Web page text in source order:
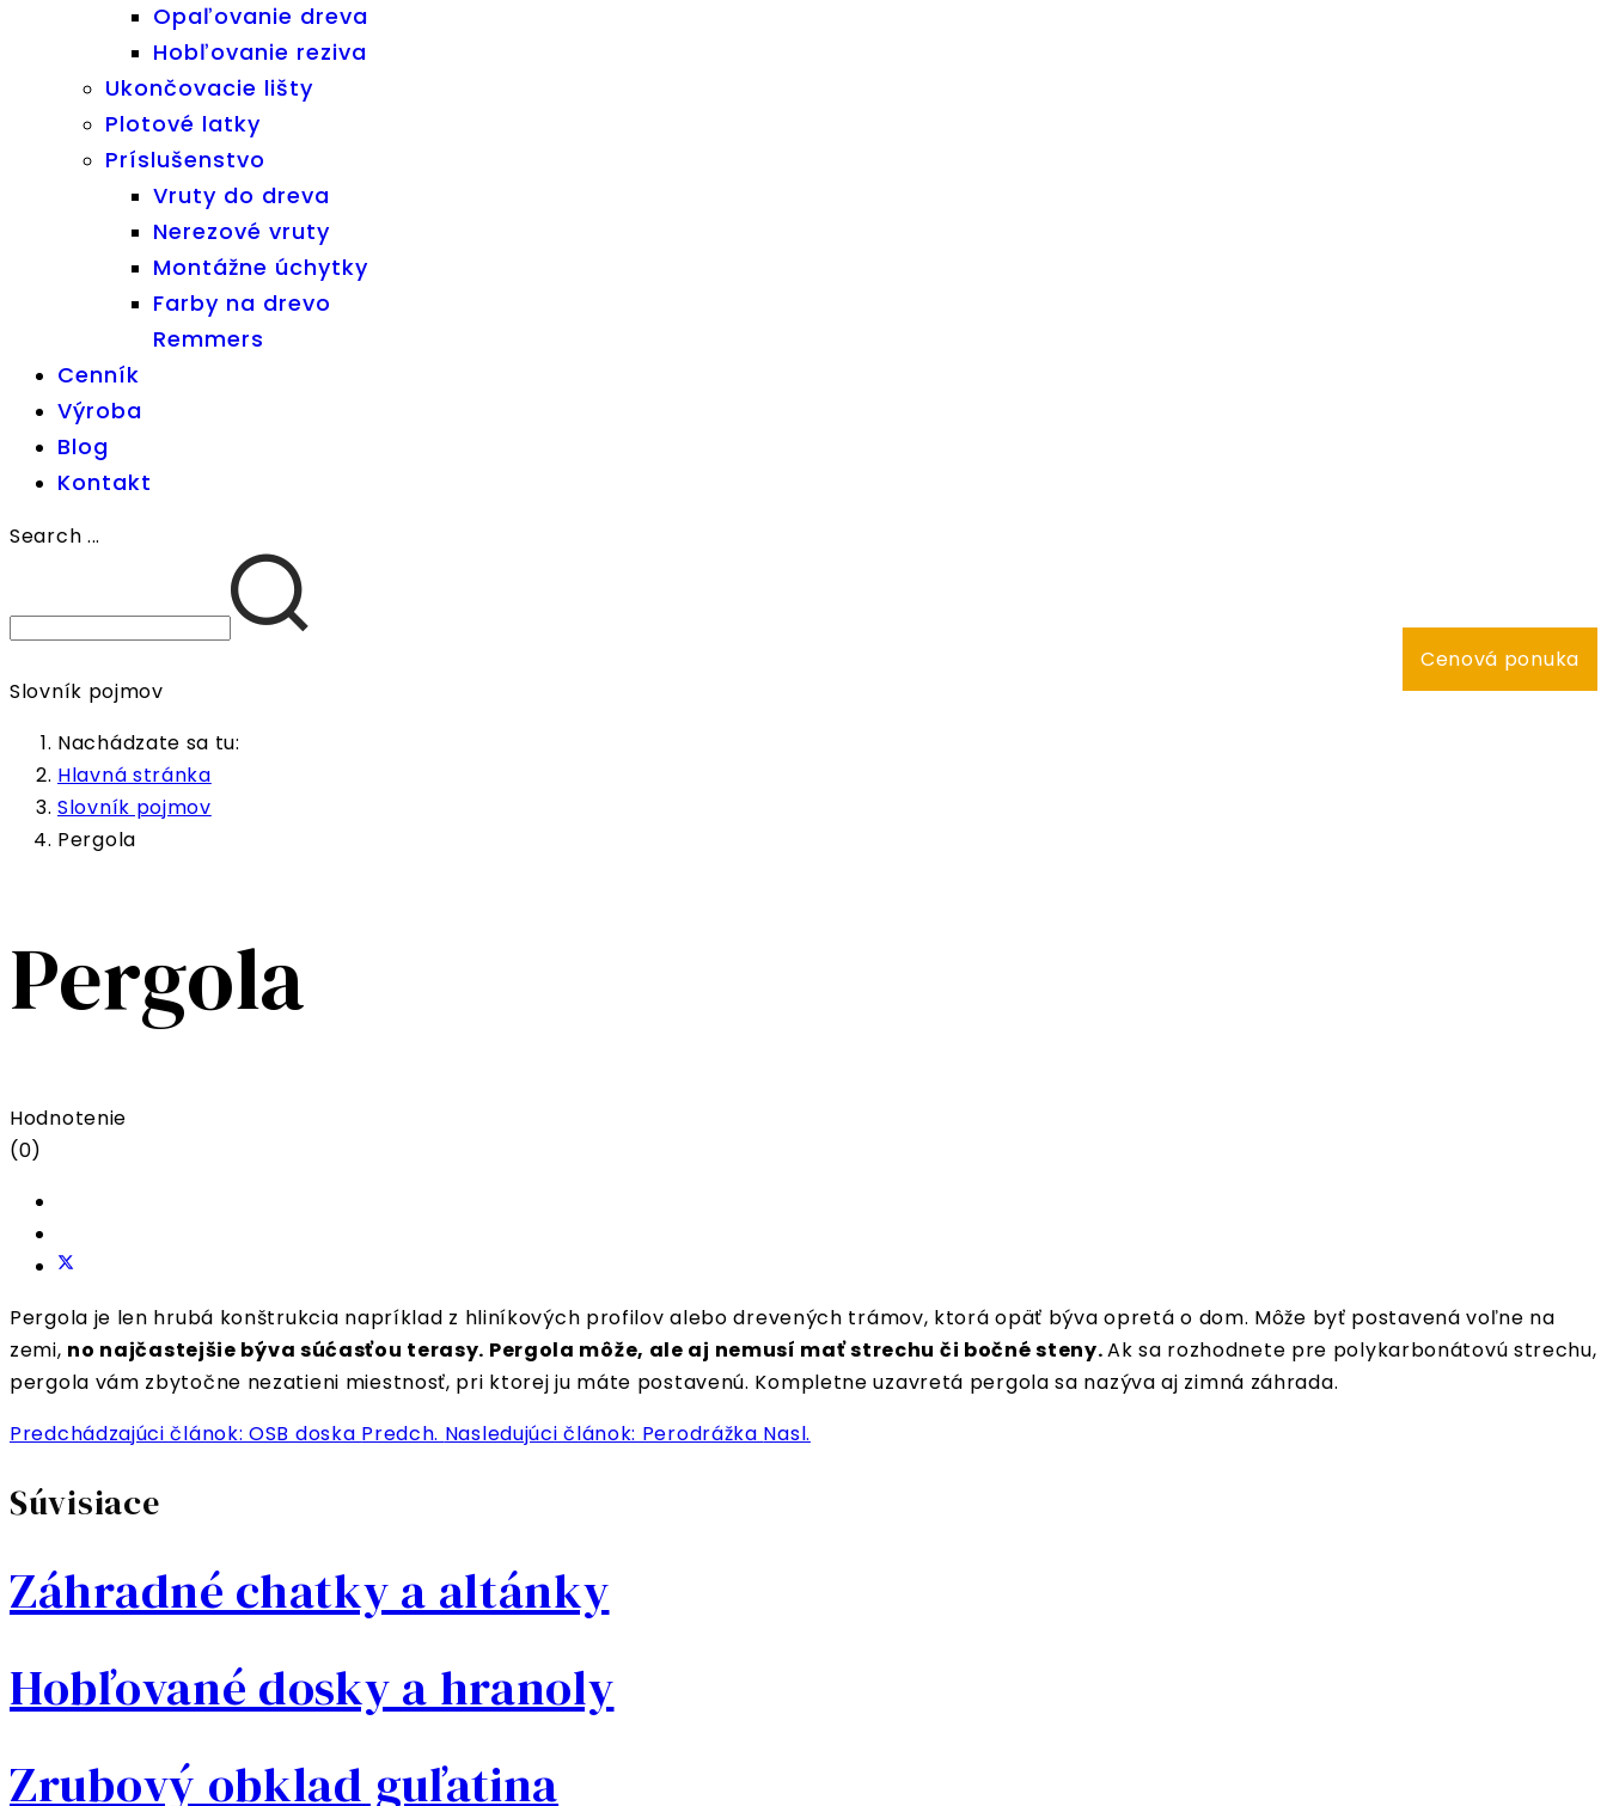
Opaľovanie dreva
Hobľovanie reziva
Ukončovacie lišty
Plotové latky
Príslušenstvo
Vruty do dreva
Nerezové vruty
Montážne úchytky
Farby na drevo
Remmers
Cenník
Výroba
Blog
Kontakt
Search ...
Cenová ponuka
Slovník pojmov
Nachádzate sa tu:
Hlavná stránka
Slovník pojmov
Pergola
Pergola
Hodnotenie
(0)
Pergola je len hrubá konštrukcia napríklad z hliníkových profilov alebo drevených trámov, ktorá opäť býva opretá o dom. Môže byť postavená voľne na
zemi, no najčastejšie býva súćasťou terasy. Pergola môže, ale aj nemusí mať strechu či bočné steny.Ak sa rozhodnete pre polykarbonátovú strechu,
pergola vám zbytočne nezatieni miestnosť, pri ktorej ju máte postavenú. Kompletne uzavretá pergola sa nazýva aj zimná záhrada.
Predchádzajúci článok: OSB doska Predch. Nasledujúci článok: Perodrážka Nasl.
Súvisiace
Záhradné chatky a altánky
Hobľované dosky a hranoly
Zrubový obklad guľatina